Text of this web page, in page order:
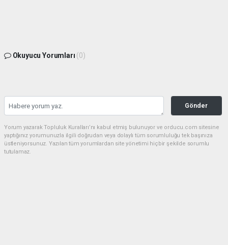
Okuyucu Yorumları (0)
Gönder
Yorum yazarak Topluluk Kuralları’nı kabul etmiş bulunuyor ve orducu.com sitesine
yaptığınız yorumunuzla ilgili doğrudan veya dolaylı tüm sorumluluğu tek başınıza
üstleniyorsunuz. Yazılan tüm yorumlardan site yönetimi hiçbir şekilde sorumlu
tutulamaz.